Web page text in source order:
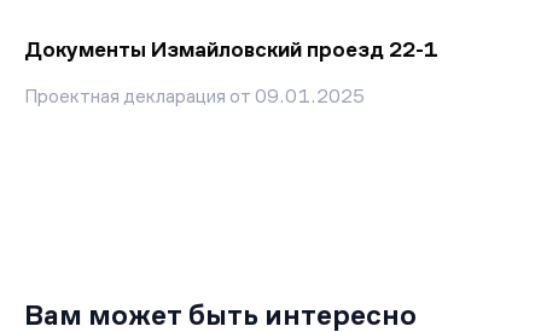
Документы Измайловский проезд 22-1
Проектная декларация от 09.01.2025
Вам может быть интересно